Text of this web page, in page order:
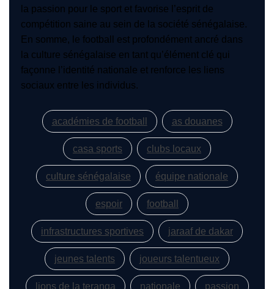
la passion pour le sport et favorise l’esprit de
compétition saine au sein de la société sénégalaise.
En somme, le football est profondément ancré dans
la culture sénégalaise en tant qu’élément clé qui
façonne l’identité nationale et renforce les liens
sociaux entre les individus.
académies de football as douanes
casa sports clubs locaux
culture sénégalaise équipe nationale
espoir football
infrastructures sportives jaraaf de dakar
jeunes talents joueurs talentueux
lions de la teranga nationale passion